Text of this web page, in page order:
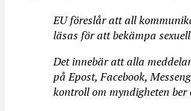
EU föreslår att all
läsas för att bekämpa
Det innebär att alla
på Epost, Facebook,
kontroll om myndigheten ber